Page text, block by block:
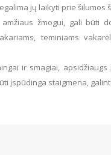
jų laikyti prie šilumos
žmogui, gali būti
teminiams
ir smagiai,
įspūdinga staigmena,